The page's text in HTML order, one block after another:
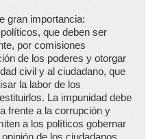
gran importancia:
que deben ser
por comisiones
de los poderes y otorgar
civil y al ciudadano, que
la labor de los
La impunidad debe
frente a la corrupción y
a los políticos gobernar